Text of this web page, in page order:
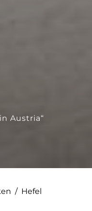
Austria“
/ Hefel